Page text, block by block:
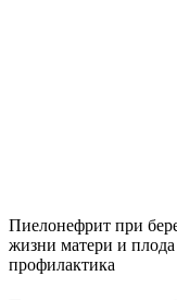
Пиелонефрит при
жизни матери и
профилактика